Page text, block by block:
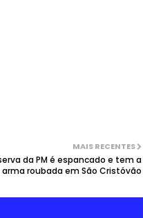
MAIS RECENTES
da PM é espancado e tem a
arma roubada em São Cristóvão